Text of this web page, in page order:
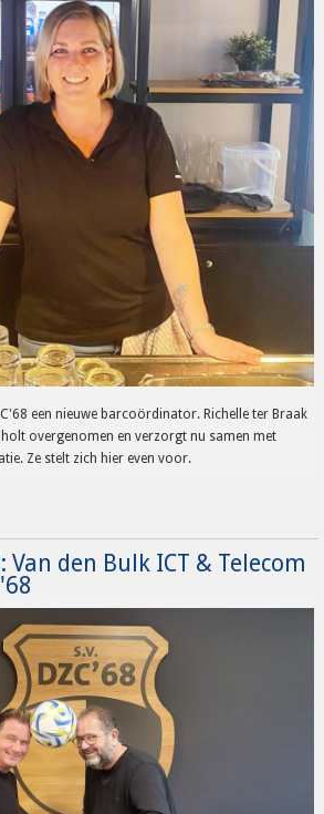
een nieuwe barcoördinator. Richelle ter Braak
overgenomen en verzorgt nu samen met
Ze stelt zich hier even voor.
den Bulk ICT & Telecom